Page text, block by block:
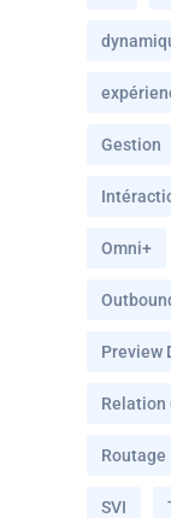
Gestion
Omni+
Preview
Relation
Routage
SVI